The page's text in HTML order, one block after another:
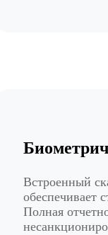
Встроенный
обеспечивает
Полная